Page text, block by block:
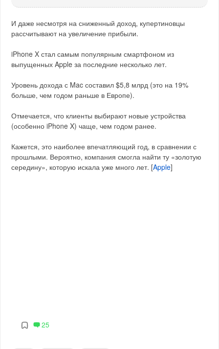
И даже несмотря на сниженный доход, купертиновцы
рассчитывают на увеличение прибыли.
iPhone X стал самым популярным смартфоном из
выпущенных Apple за последние несколько лет.
Уровень дохода с Mac составил $5,8 млрд (это на 19%
больше, чем годом раньше в Европе).
Отмечается, что клиенты выбирают новые устройства
(особенно iPhone X) чаще, чем годом ранее.
Кажется, это наиболее впечатляющий год, в сравнении с
прошлыми. Вероятно, компания смогла найти ту «золотую
середину», которую искала уже много лет. [Apple]
25